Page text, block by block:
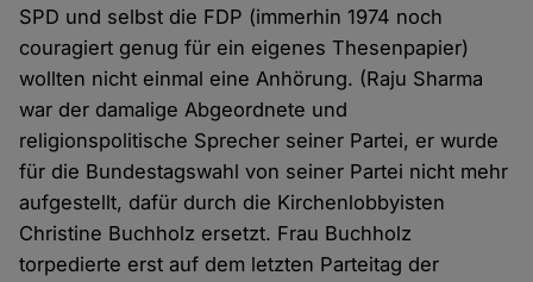
SPD und selbst die FDP (immerhin 1974 noch
couragiert genug für ein eigenes Thesenpapier)
wollten nicht einmal eine Anhörung. (Raju Sharma
war der damalige Abgeordnete und
religionspolitische Sprecher seiner Partei, er wurde
für die Bundestagswahl von seiner Partei nicht mehr
aufgestellt, dafür durch die Kirchenlobbyisten
Christine Buchholz ersetzt. Frau Buchholz
torpedierte erst auf dem letzten Parteitag der